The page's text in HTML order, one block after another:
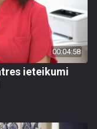
00:04:58
ieteikumi